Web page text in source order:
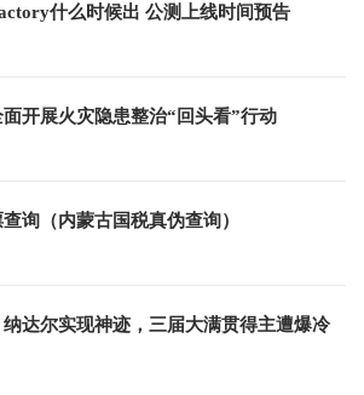
什么时候出 公测上线时间预告
开展火灾隐患整治“回头看”行动
询（内蒙古国税真伪查询）
纳达尔实现神迹，三届大满贯得主遭爆冷